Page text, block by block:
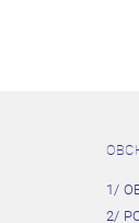
1/
2/